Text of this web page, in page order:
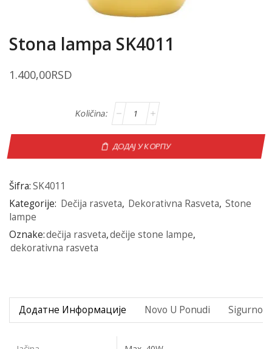
Stona lampa SK4011
1.400,00RSD
ДОДАЈ У КОРПУ
Šifra:SK4011
Kategorije: Dečija rasveta, Dekorativna Rasveta, Stone
lampe
Oznake:dečija rasveta,dečije stone lampe,
dekorativna rasveta
Додатне Информације Novo U Ponudi Sigurno